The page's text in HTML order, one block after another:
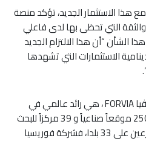
هذا الاستثمار الجديد، تؤكد منصة
والثقة التي تحظى بها لدى فاعلي
الشأن “أن هذا الالتزام الجديد
الاستثمارات التي تشهدها
وفوريسيا كشركة لمجموعة فورڤيا FORVIA ، هي رائد عالمي في
مجال تكنولوجية السيارات. ومع 250 موقعاً صناعياً و 39 مركزاً للبحث
والتطوير و 111.000 مساعد موزعين على 33 بلدا، فشركة فوريسيا